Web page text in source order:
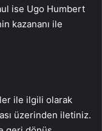
ise Ugo Humbert
kazananı ile
ile ilgili olarak
üzerinden iletiniz.